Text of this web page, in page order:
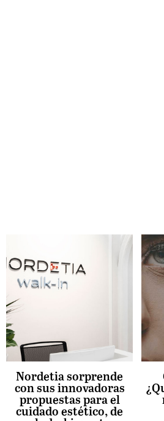
Nordetia sorprende
con sus innovadoras
propuestas para el
cuidado estético, de